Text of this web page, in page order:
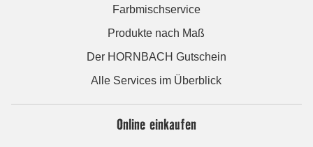
Farbmischservice
Produkte nach Maß
Der HORNBACH Gutschein
Alle Services im Überblick
Online einkaufen